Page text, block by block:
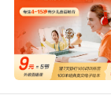
还在为孩子
吧！去儿童
的试听课程，